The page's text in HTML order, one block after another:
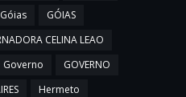
Góias
GÓIAS
CELINA LEAO
Governo
GOVERNO
Hermeto